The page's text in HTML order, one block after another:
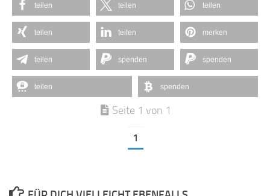
teilen teilen teilen
teilen teilen merken
teilen spenden spenden
teilen spenden
Seite 1 von 1
1